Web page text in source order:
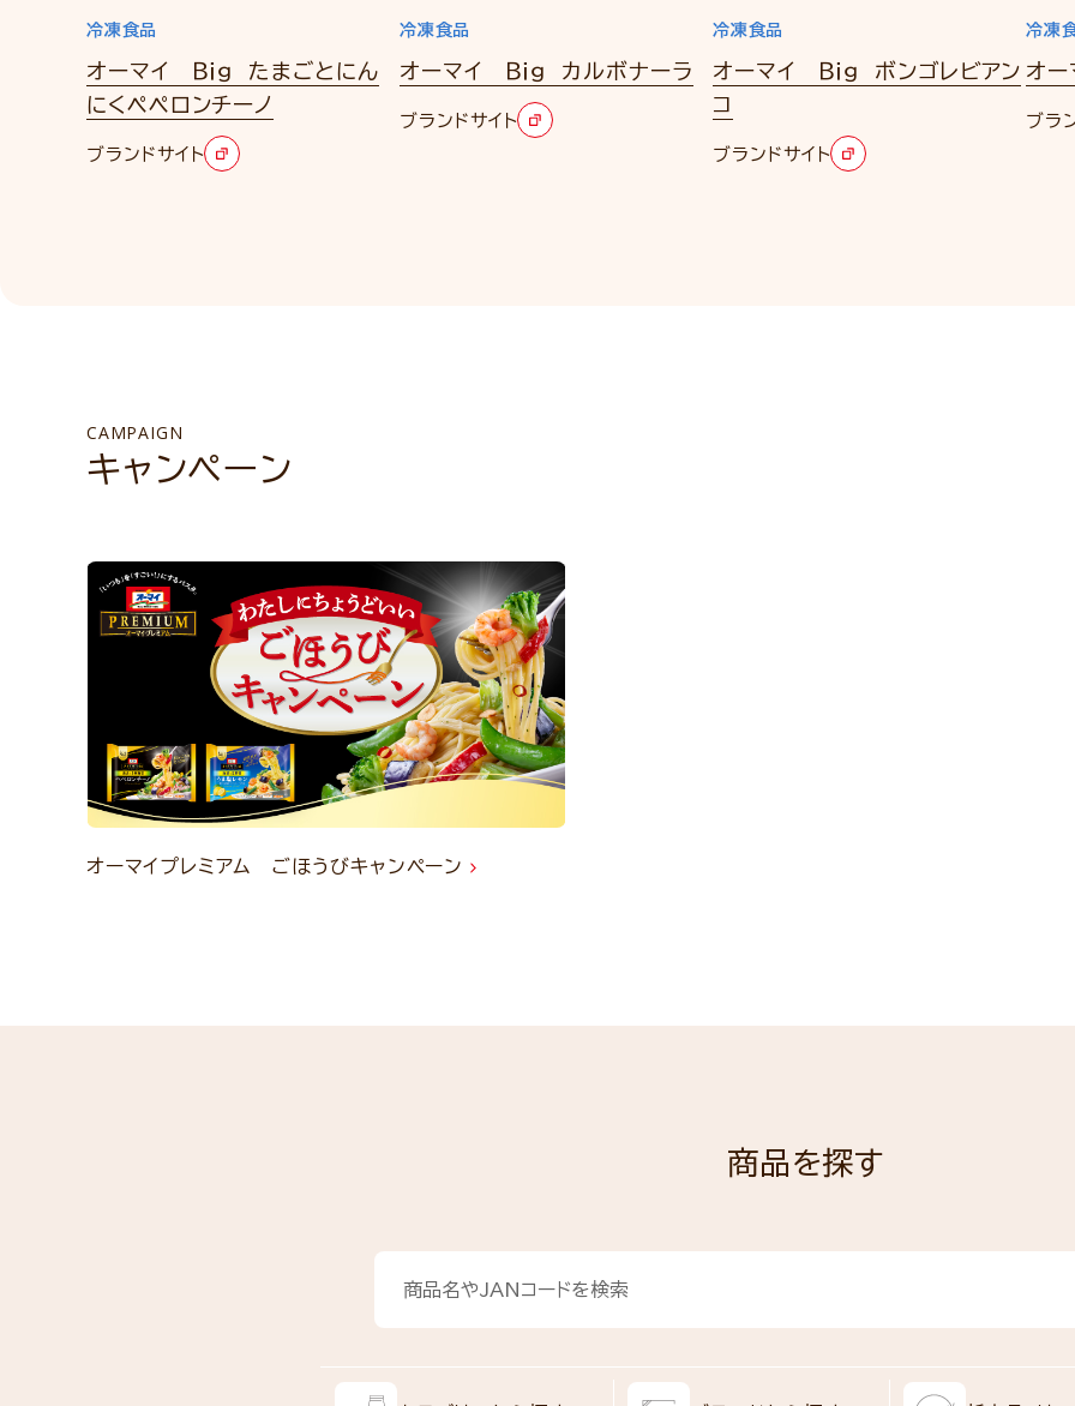
冷凍食品
オーマイ Ｂｉｇ たまごとにん
にくペペロンチーノ
ブランドサイト
冷凍食品
オーマイ Ｂｉｇ カルボナーラ
ブランドサイト
冷凍食品
オーマイ Ｂｉｇ ボンゴレビアン
コ
ブランドサイト
冷凍
オー
ブラ
CAMPAIGN
キャンペーン
オーマイプレミアム ごほうびキャンペーン
商品を探す